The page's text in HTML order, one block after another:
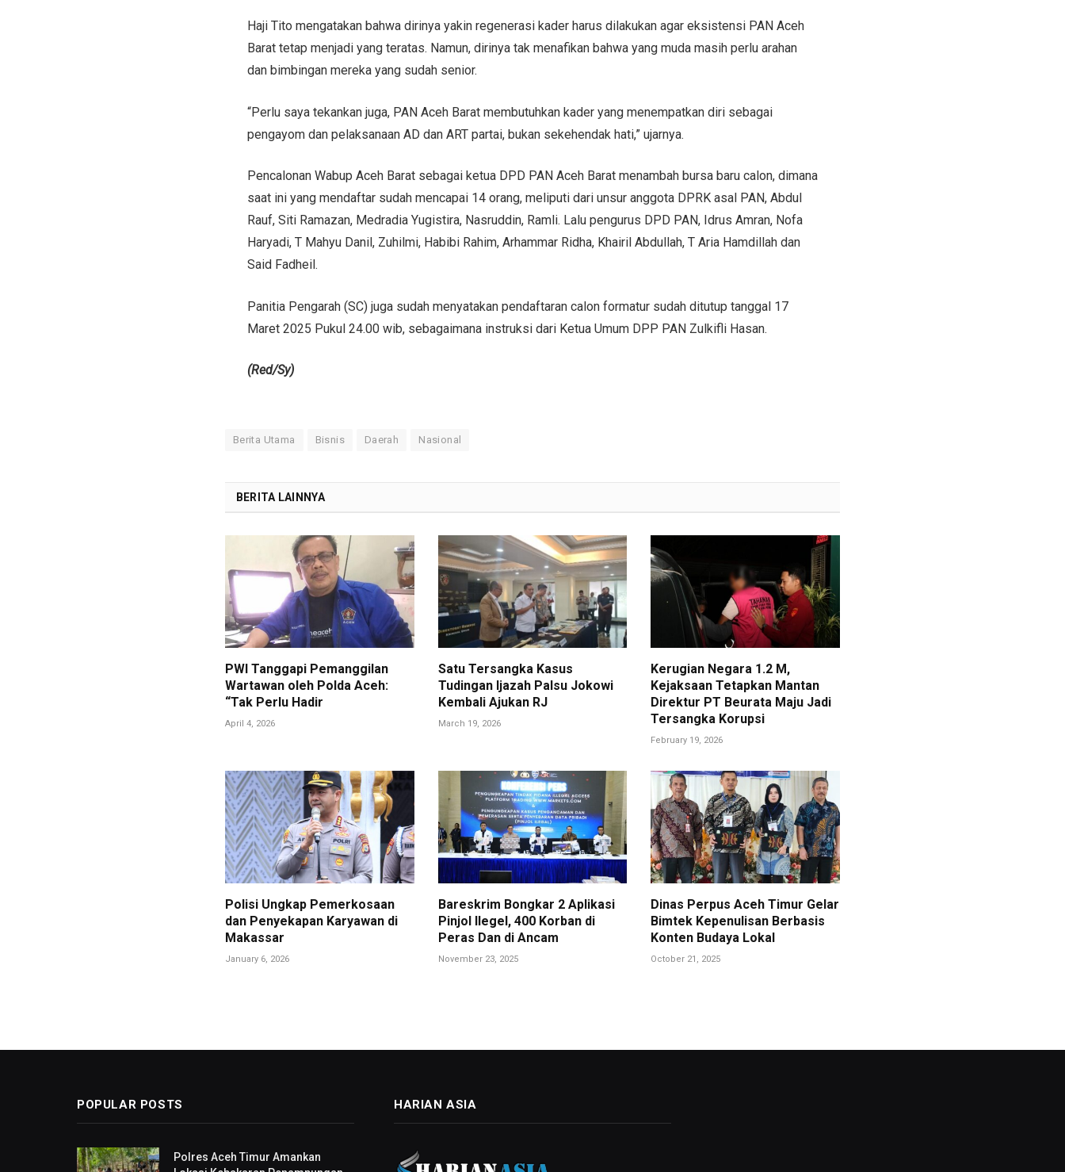
Haji Tito mengatakan bahwa dirinya yakin regenerasi kader harus dilakukan agar eksistensi PAN Aceh
Barat tetap menjadi yang teratas. Namun, dirinya tak menafikan bahwa yang muda masih perlu arahan
dan bimbingan mereka yang sudah senior.
“Perlu saya tekankan juga, PAN Aceh Barat membutuhkan kader yang menempatkan diri sebagai
pengayom dan pelaksanaan AD dan ART partai, bukan sekehendak hati,” ujarnya.
Pencalonan Wabup Aceh Barat sebagai ketua DPD PAN Aceh Barat menambah bursa baru calon, dimana
saat ini yang mendaftar sudah mencapai 14 orang, meliputi dari unsur anggota DPRK asal PAN, Abdul
Rauf, Siti Ramazan, Medradia Yugistira, Nasruddin, Ramli. Lalu pengurus DPD PAN, Idrus Amran, Nofa
Haryadi, T Mahyu Danil, Zuhilmi, Habibi Rahim, Arhammar Ridha, Khairil Abdullah, T Aria Hamdillah dan
Said Fadheil.
Panitia Pengarah (SC) juga sudah menyatakan pendaftaran calon formatur sudah ditutup tanggal 17
Maret 2025 Pukul 24.00 wib, sebagaimana instruksi dari Ketua Umum DPP PAN Zulkifli Hasan.
(Red/Sy)
Berita Utama Bisnis Daerah Nasional
BERITA LAINNYA
PWI Tanggapi Pemanggilan
Wartawan oleh Polda Aceh:
“Tak Perlu Hadir
April 4, 2026
Satu Tersangka Kasus
Tudingan Ijazah Palsu Jokowi
Kembali Ajukan RJ
March 19, 2026
Kerugian Negara 1.2 M,
Kejaksaan Tetapkan Mantan
Direktur PT Beurata Maju Jadi
Tersangka Korupsi
February 19, 2026
Polisi Ungkap Pemerkosaan
dan Penyekapan Karyawan di
Makassar
January 6, 2026
Bareskrim Bongkar 2 Aplikasi
Pinjol Ilegel, 400 Korban di
Peras Dan di Ancam
November 23, 2025
Dinas Perpus Aceh Timur Gelar
Bimtek Kepenulisan Berbasis
Konten Budaya Lokal
October 21, 2025
POPULAR POSTS
Polres Aceh Timur Amankan
HARIAN ASIA